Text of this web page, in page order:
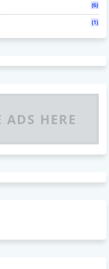
(6)
(1)
ADS HERE